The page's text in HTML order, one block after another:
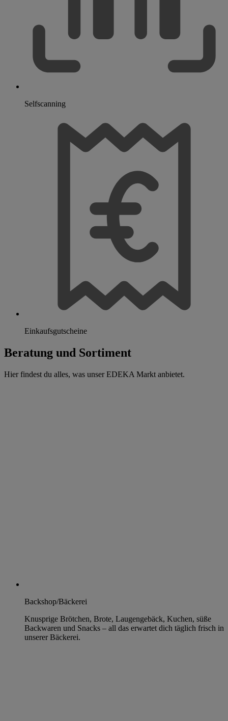
Selfscanning
Einkaufsgutscheine
Beratung und Sortiment
Hier findest du alles, was unser EDEKA Markt anbietet.
Backshop/Bäckerei
Knusprige Brötchen, Brote, Laugengebäck, Kuchen, süße
Backwaren und Snacks – all das erwartet dich täglich frisch in
unserer Bäckerei.